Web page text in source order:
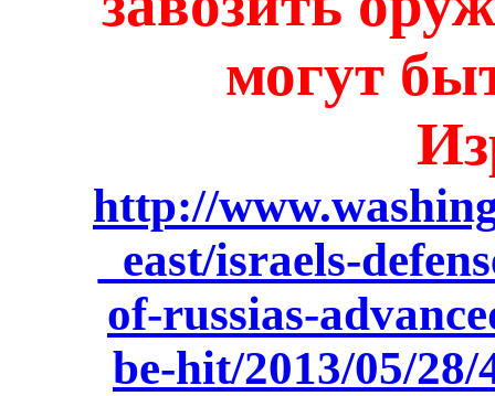
могут
http://
_east/israels-
of-russias-
be-hit/2013/05/28/